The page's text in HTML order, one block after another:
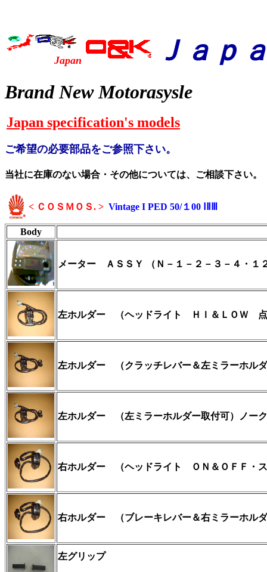
Japan Ｊａｐ
Brand New Motorasysle
Japan specification's models
ご希望の必要部品をご参照下さい。
当社に在庫のない場合・その他については、ご相談下さい。
< ＣＯＳＭＯＳ. > Vintage I PED 50/１00 ⅠⅡⅢ
Body
メーター ＡＳＳＹ （Ｎ－１－２－３－４・ １
左ホルダー （ヘッドライト ＨＩ＆ＬＯＷ 点
左ホルダー （クラッチレバー＆左ミラーホル
左ホルダー （左ミラーホルダー取付可） ノー
右ホルダー （ヘッドライト ＯＮ＆ＯＦＦ・ス
右ホルダー （ブレーキレバー＆右ミラーホル
左グリップ